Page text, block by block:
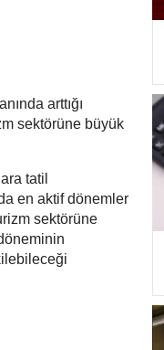
arttığı
sektörüne büyük
tatil
en aktif dönemler
sektörüne